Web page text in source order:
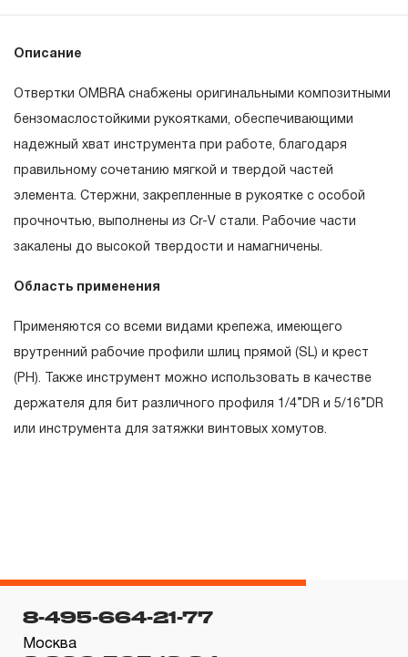
Описание
Отвертки OMBRA снабжены оригинальными композитными
бензомаслостойкими рукоятками, обеспечивающими
надежный хват инструмента при работе, благодаря
правильному сочетанию мягкой и твердой частей
элемента. Стержни, закрепленные в рукоятке с особой
прочночтью, выполнены из Cr-V стали. Рабочие части
закалены до высокой твердости и намагничены.
Область применения
Применяются со всеми видами крепежа, имеющего
врутренний рабочие профили шлиц прямой (SL) и крест
(РН). Также инструмент можно использовать в качестве
держателя для бит различного профиля 1/4”DR и 5/16”DR
или инструмента для затяжки винтовых хомутов.
Понятие «ПОЖИЗНЕННАЯ ГАРАНТИЯ».
1.1 Понятие «ПОЖИЗНЕННАЯ ГАРАНТИЯ» включает в
себя признание неограниченного срока поддержания
гарантийных обязательств в течение всего периода
вышедшего из строя инструмента, если при
КИНЕМАТИЧЕСКУЮ СХЕМУ (МЕХАНИЗМ)
распространяется понятие «ограниченной гарантии», в
8-495-664-21-77
Москва